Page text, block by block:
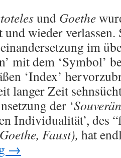
und Goethe
und wieder verlassen.
im
mit dem ‘Symbol’
‘Index’
langer Zeit
der ‘
Individualität’, des
Faust), hat
→